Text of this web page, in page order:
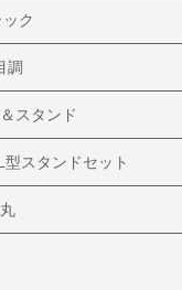
ク
調
スタンド
スタンドセット